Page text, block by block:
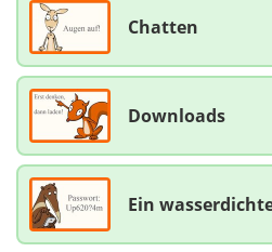
Chatten
Downloads
Ein